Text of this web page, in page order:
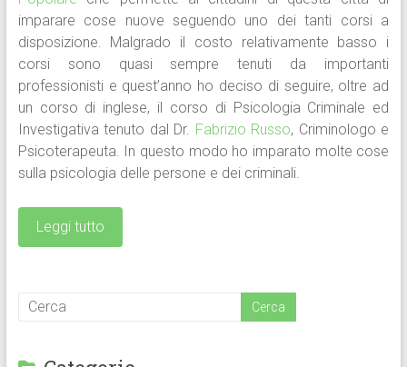
imparare cose nuove seguendo uno dei tanti corsi a
disposizione. Malgrado il costo relativamente basso i
corsi sono quasi sempre tenuti da importanti
professionisti e quest’anno ho deciso di seguire, oltre ad
un corso di inglese, il corso di Psicologia Criminale ed
Investigativa tenuto dal Dr. Fabrizio Russo, Criminologo e
Psicoterapeuta. In questo modo ho imparato molte cose
sulla psicologia delle persone e dei criminali.
Leggi tutto